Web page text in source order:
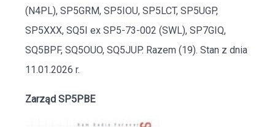
(N4PL), SP5GRM, SP5IOU, SP5LCT, SP5UGP,
SP5XXX, SQ5I ex SP5-73-002 (SWL), SP7GIQ,
SQ5BPF, SQ5OUO, SQ5JUP. Razem (19). Stan z dnia
11.01.2026 r.
Zarząd SP5PBE